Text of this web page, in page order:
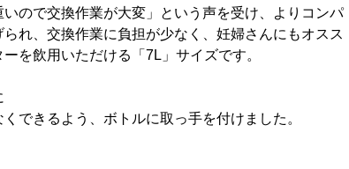
ので交換作業が大変」という声を受け、よりコンパ
れ、交換作業に負担が少なく、妊婦さんにもオスス
を飲用いただける「7L」サイズです。
できるよう、ボトルに取っ手を付けました。